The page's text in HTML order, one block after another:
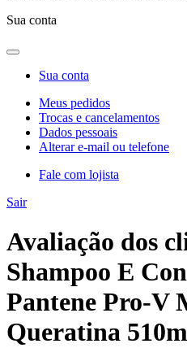
Sua conta
Sua conta
Meus pedidos
Trocas e cancelamentos
Dados pessoais
Alterar e-mail ou telefone
Fale com lojista
Sair
Avaliação dos
Shampoo E
Pantene Pro-V
Queratina